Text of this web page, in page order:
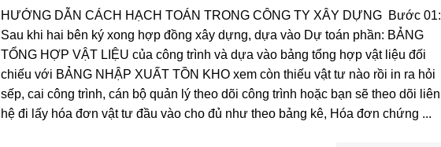
HƯỚNG DẪN CÁCH HẠCH TOÁN TRONG CÔNG TY XÂY DỰNG Bước 01:
Sau khi hai bên ký xong hợp đồng xây dựng, dựa vào Dự toán phần: BẢNG
TỔNG HỢP VẬT LIỆU của công trình và dựa vào bảng tổng hợp vật liệu đối
chiếu với BẢNG NHẬP XUẤT TỒN KHO xem còn thiếu vật tư nào rồi in ra hỏi
sếp, cai công trình, cán bộ quản lý theo dõi công trình hoặc bạn sẽ theo dõi liên
hệ đi lấy hóa đơn vật tư đầu vào cho đủ như theo bảng kê, Hóa đơn chứng ...